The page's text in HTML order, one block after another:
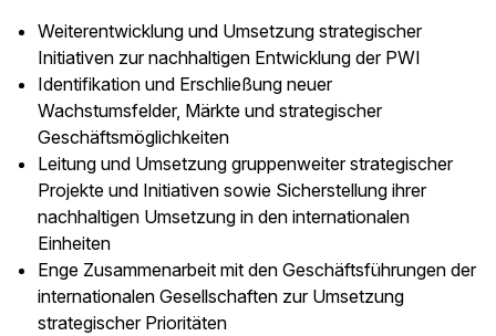
Weiterentwicklung und Umsetzung strategischer
Initiativen zur nachhaltigen Entwicklung der PWI
Identifikation und Erschließung neuer
Wachstumsfelder, Märkte und strategischer
Geschäftsmöglichkeiten
Leitung und Umsetzung gruppenweiter strategischer
Projekte und Initiativen sowie Sicherstellung ihrer
nachhaltigen Umsetzung in den internationalen
Einheiten
Enge Zusammenarbeit mit den Geschäftsführungen der
internationalen Gesellschaften zur Umsetzung
strategischer Prioritäten